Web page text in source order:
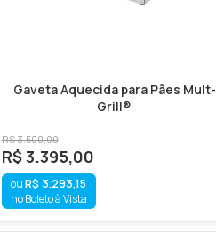
Gaveta Aquecida para Pães Mult-
Grill®
R$3.500,00
R$3.395,00
R$ 3.293,15
no Boleto à Vista